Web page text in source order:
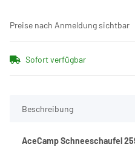
Preise nach Anmeldung sichtbar
Sofort verfügbar
Beschreibung
AceCamp Schneeschaufel